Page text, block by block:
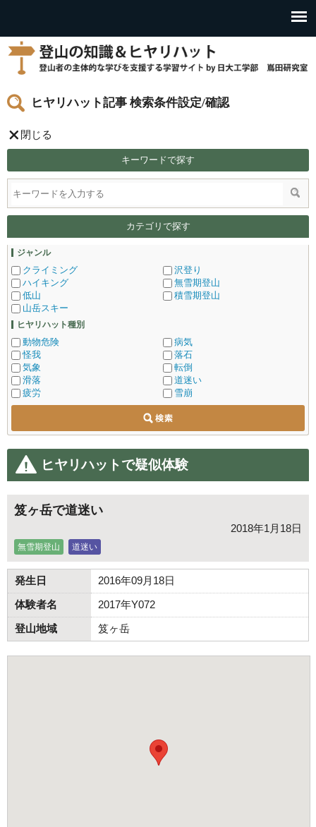
ヒヤリハット記事 検索条件設定/確認
閉じる
キーワードで探す
カテゴリで探す
ジャンル
クライミング
ハイキング
低山
山岳スキー
沢登り
無雪期登山
積雪期登山
ヒヤリハット種別
動物危険
怪我
気象
滑落
疲労
病気
落石
転倒
道迷い
雪崩
ヒヤリハットで疑似体験
笈ヶ岳で道迷い
2018年1月18日
無雪期登山 道迷い
発生日
2016年09月18日
体験者名
2017年Y072
登山地域
笈ヶ岳